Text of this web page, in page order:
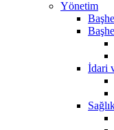
Yönetim
İdari